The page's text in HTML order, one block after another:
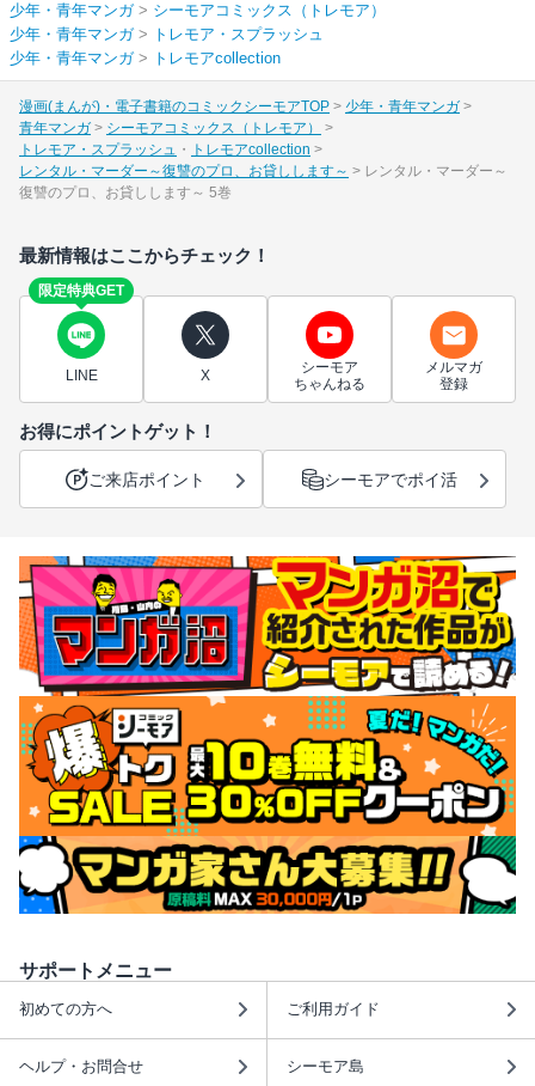
少年・青年マンガ> シーモアコミックス（トレモア）
少年・青年マンガ> トレモア・スプラッシュ
少年・青年マンガ> トレモアcollection
漫画(まんが)・電子書籍のコミックシーモアTOP
少年・青年マンガ
青年マンガ
シーモアコミックス（トレモア）
トレモア・スプラッシュ
トレモアcollection
レンタル・マーダー～復讐のプロ、お貸しします～
レンタル・マーダー～
復讐のプロ、お貸しします～ 5巻
最新情報はここからチェック！
限定特典GET
LINE X
シーモア
ちゃんねる
メルマガ
登録
お得にポイントゲット！
ご来店ポイント シーモアでポイ活
サポートメニュー
初めての方へ ご利用ガイド
ヘルプ・お問合せ シーモア島